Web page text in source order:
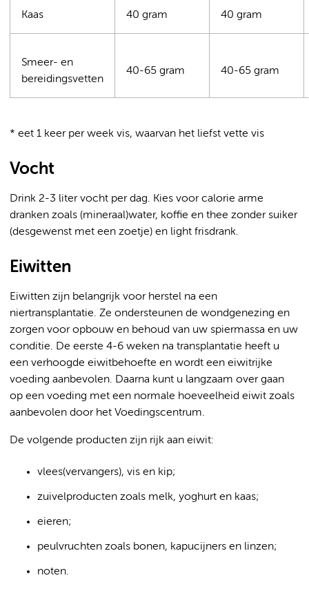
Kaas 40 gram 40 gram
Smeer- en
bereidingsvetten
40-65 gram 40-65 gram
* eet 1 keer per week vis, waarvan het liefst vette vis
Vocht
Drink 2-3 liter vocht per dag. Kies voor calorie arme
dranken zoals (mineraal)water, koffie en thee zonder suiker
(desgewenst met een zoetje) en light frisdrank.
Eiwitten
Eiwitten zijn belangrijk voor herstel na een
niertransplantatie. Ze ondersteunen de wondgenezing en
zorgen voor opbouw en behoud van uw spiermassa en uw
conditie. De eerste 4-6 weken na transplantatie heeft u
een verhoogde eiwitbehoefte en wordt een eiwitrijke
voeding aanbevolen. Daarna kunt u langzaam over gaan
op een voeding met een normale hoeveelheid eiwit zoals
aanbevolen door het Voedingscentrum.
De volgende producten zijn rijk aan eiwit:
vlees(vervangers), vis en kip;
zuivelproducten zoals melk, yoghurt en kaas;
eieren;
peulvruchten zoals bonen, kapucijners en linzen;
noten.